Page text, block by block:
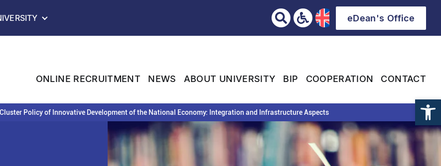
eDean's Office
ONLINE RECRUITMENT NEWS ABOUT UNIVERSITY BIP COOPERATION CONTACT
Cluster Policy of Innovative Development of the National Economy: Integration and Infrastructure Aspects